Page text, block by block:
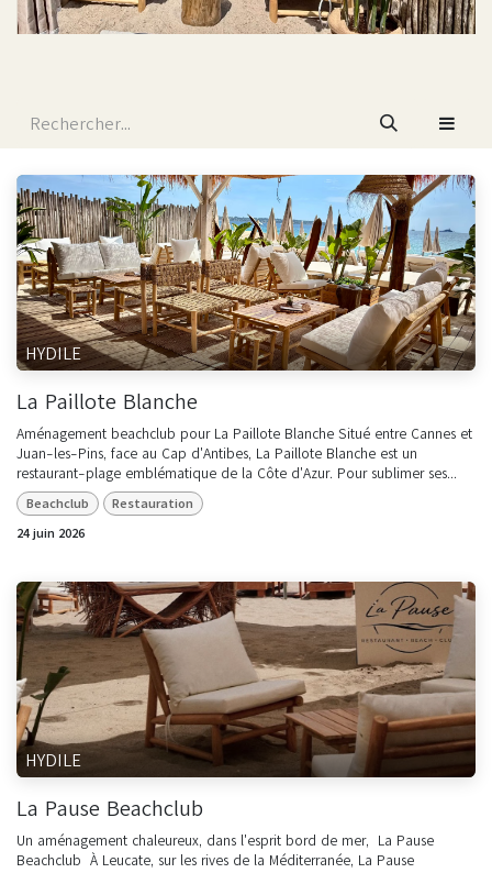
HYDILE
La Paillote Blanche
Aménagement beachclub pour La Paillote Blanche Situé entre Cannes et
Juan-les-Pins, face au Cap d'Antibes, La Paillote Blanche est un
restaurant-plage emblématique de la Côte d'Azur. Pour sublimer ses...
Beachclub Restauration
24 juin 2026
HYDILE
La Pause Beachclub
Un aménagement chaleureux, dans l'esprit bord de mer, La Pause
Beachclub À Leucate, sur les rives de la Méditerranée, La Pause